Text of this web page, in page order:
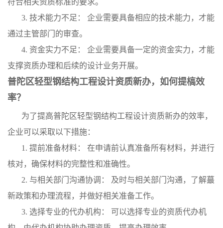
符合相关资质标准的要求。
3. 技术能力不足： 企业需要具备相应的技术能力，才能
通过主管部门的审查。
4. 资金实力不足： 企业需要具备一定的资金实力，才能
支撑资质办理和后续的设计业务开展。
普陀区轻型钢结构工程设计资质新办，如何提槁效
率？
为了提高普陀区轻型钢结构工程设计资质新办的效率，
企业可以采取以下措施：
1. 提前准备材料： 在申请前认真准备所有材料，并进行
核对，确保材料的完整性和准确性。
2. 与相关部门沟通协调： 及时与相关部门沟通，了解蕞
新政策和办理流程，并做好相关准备工作。
3. 选择专业的代办机构： 可以选择专业的资质代办机